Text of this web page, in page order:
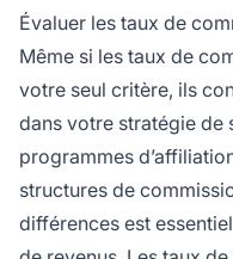
Évaluer les taux de
Même si les taux de
votre seul critère, ils
dans votre stratégie de
programmes
structures de
différences est